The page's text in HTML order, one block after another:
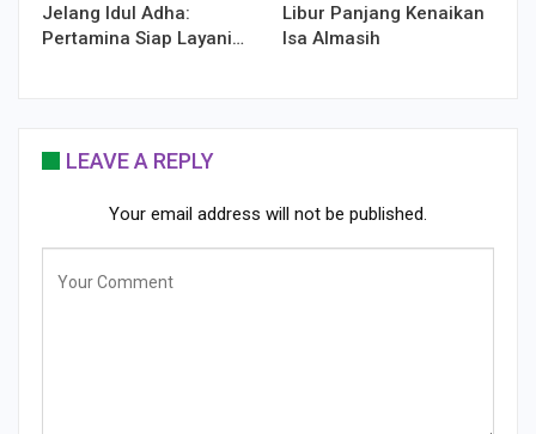
Jelang Idul Adha:
Pertamina Siap Layani…
Libur Panjang Kenaikan
Isa Almasih
LEAVE A REPLY
Your email address will not be published.